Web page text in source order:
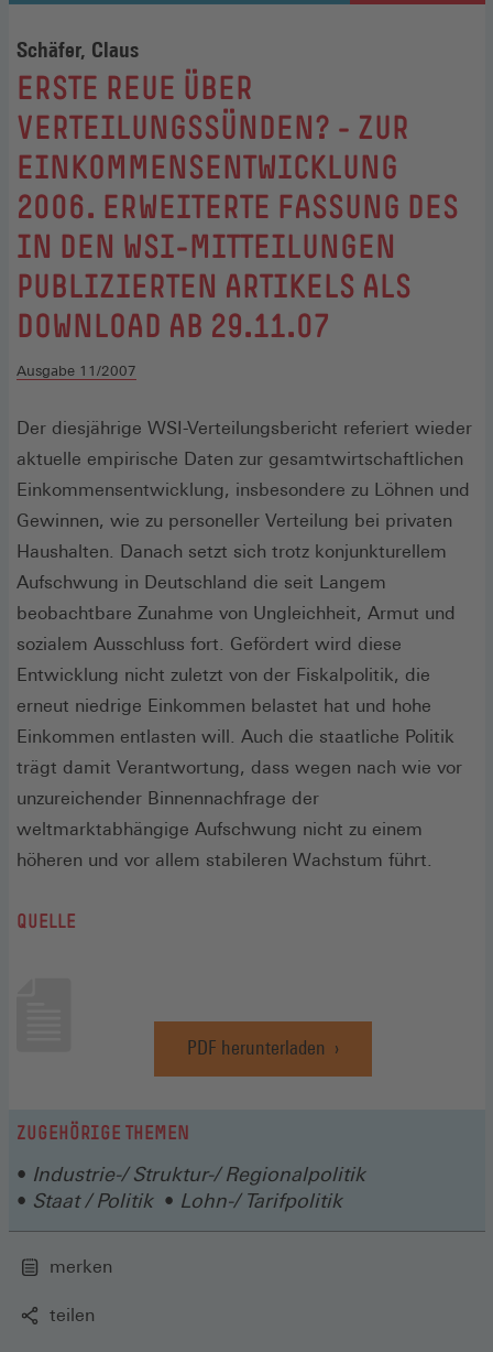
Schäfer, Claus
:
ERSTE REUE ÜBER
VERTEILUNGSSÜNDEN? - ZUR
EINKOMMENSENTWICKLUNG
2006. ERWEITERTE FASSUNG DES
IN DEN WSI-MITTEILUNGEN
PUBLIZIERTEN ARTIKELS ALS
DOWNLOAD AB 29.11.07
Ausgabe 11/2007
Der diesjährige WSI-Verteilungsbericht referiert wieder
aktuelle empirische Daten zur gesamtwirtschaftlichen
Einkommensentwicklung, insbesondere zu Löhnen und
Gewinnen, wie zu personeller Verteilung bei privaten
Haushalten. Danach setzt sich trotz konjunkturellem
Aufschwung in Deutschland die seit Langem
beobachtbare Zunahme von Ungleichheit, Armut und
sozialem Ausschluss fort. Gefördert wird diese
Entwicklung nicht zuletzt von der Fiskalpolitik, die
erneut niedrige Einkommen belastet hat und hohe
Einkommen entlasten will. Auch die staatliche Politik
trägt damit Verantwortung, dass wegen nach wie vor
unzureichender Binnennachfrage der
weltmarktabhängige Aufschwung nicht zu einem
höheren und vor allem stabileren Wachstum führt.
QUELLE
PDF herunterladen
(Öffnet
in
ZUGEHÖRIGE THEMEN
Industrie-/ Struktur-/ Regionalpolitik
Staat / Politik
Lohn-/ Tarifpolitik
merken
teilen